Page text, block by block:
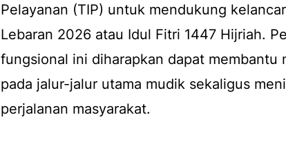
Pelayanan (TIP) untuk mendukung
Lebaran 2026 atau Idul Fitri 1447 Hijriah.
fungsional ini diharapkan dapat membantu
pada jalur-jalur utama mudik sekaligus
perjalanan masyarakat.